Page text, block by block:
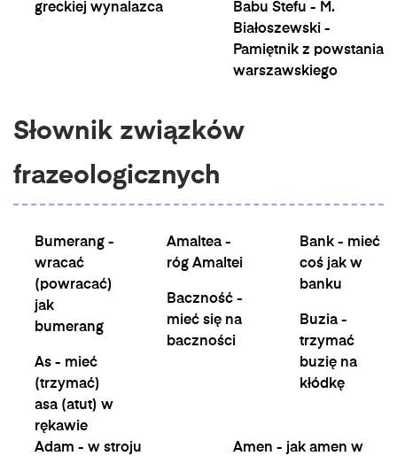
greckiej wynalazca
Babu Stefu - M.
Białoszewski -
Pamiętnik z powstania
warszawskiego
Słownik związków
frazeologicznych
Bumerang -
wracać
(powracać)
jak
bumerang
As - mieć
(trzymać)
asa (atut) w
rękawie
Amaltea -
róg Amaltei
Baczność -
mieć się na
baczności
Bank - mieć
coś jak w
banku
Buzia -
trzymać
buzię na
kłódkę
Adam - w stroju
Amen - jak amen w